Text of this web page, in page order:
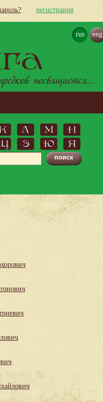
регистрация
rus eng
посвящается...
Л М
Н
Э Ю Я